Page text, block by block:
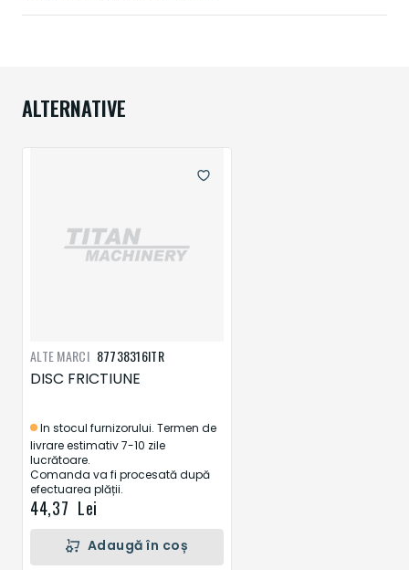
ALTERNATIVE
ALTE MARCI 87738316ITR
DISC FRICTIUNE
In stocul furnizorului. Termen de
livrare estimativ 7-10 zile
lucrătoare.
Comanda va fi procesată după
efectuarea plății.
44,37 Lei
Adaugă în coș